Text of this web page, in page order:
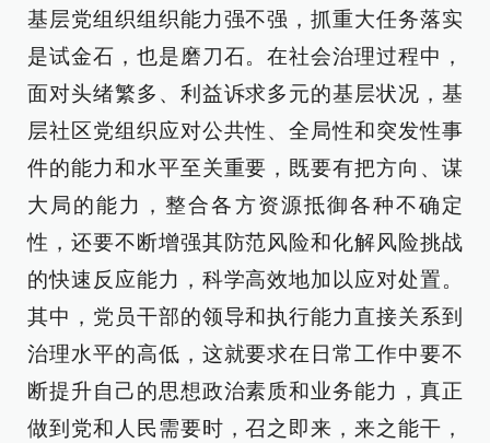
基层党组织组织能力强不强，抓重大任务落实
是试金石，也是磨刀石。在社会治理过程中，
面对头绪繁多、利益诉求多元的基层状况，基
层社区党组织应对公共性、全局性和突发性事
件的能力和水平至关重要，既要有把方向、谋
大局的能力，整合各方资源抵御各种不确定
性，还要不断增强其防范风险和化解风险挑战
的快速反应能力，科学高效地加以应对处置。
其中，党员干部的领导和执行能力直接关系到
治理水平的高低，这就要求在日常工作中要不
断提升自己的思想政治素质和业务能力，真正
做到党和人民需要时，召之即来，来之能干，